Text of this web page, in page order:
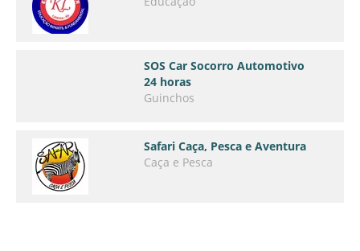
SOS Car Socorro Automotivo
24 horas
Guinchos
Safari Caça, Pesca e Aventura
Caça e Pesca